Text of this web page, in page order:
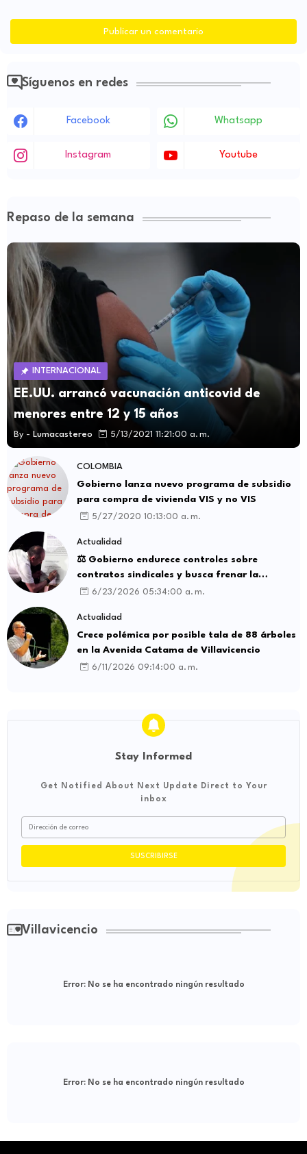
Publicar un comentario
Síguenos en redes
Facebook Whatsapp
Instagram Youtube
Repaso de la semana
INTERNACIONAL
EE.UU. arrancó vacunación anticovid de
menores entre 12 y 15 años
By - Lumacastereo 5/13/2021 11:21:00 a. m.
COLOMBIA
Gobierno lanza nuevo programa de subsidio
para compra de vivienda VIS y no VIS
5/27/2020 10:13:00 a. m.
Actualidad
⚖️ Gobierno endurece controles sobre
contratos sindicales y busca frenar la
intermediación laboral ilegal
6/23/2026 05:34:00 a. m.
Actualidad
Crece polémica por posible tala de 88 árboles
en la Avenida Catama de Villavicencio
6/11/2026 09:14:00 a. m.
Stay Informed
Get Notified About Next Update Direct to Your
inbox
Villavicencio
Error:No se ha encontrado ningún resultado
Error:No se ha encontrado ningún resultado